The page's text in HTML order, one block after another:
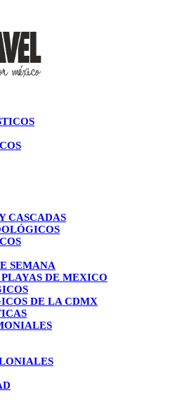
CASCADAS
SEMANA
DE MEXICO
DE LA CDMX